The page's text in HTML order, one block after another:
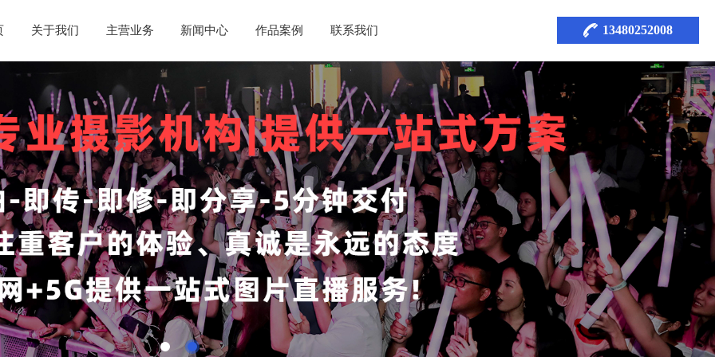
13480252008
关于我们 主营业务 新闻中心 作品案例 联系我们